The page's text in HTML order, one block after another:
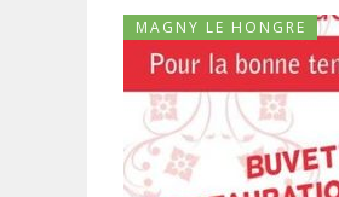
MAGNY LE HONGRE